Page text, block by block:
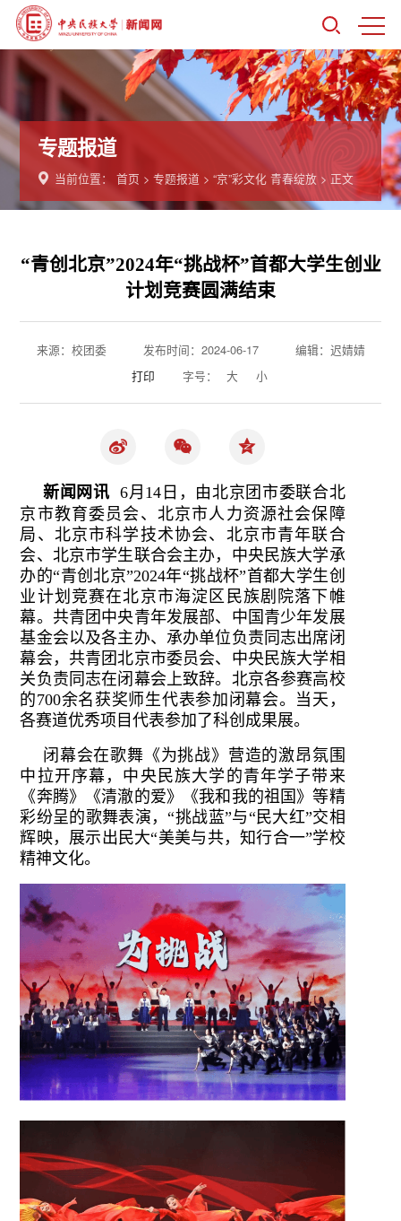
专题报道
当前位置：首页 >专题报道 >“京”彩文化 青春绽放 > 正文
“青创北京”2024年“挑战杯”首都大学生创业
计划竞赛圆满结束
来源：校团委 发布时间：2024-06-17
编辑：迟婧婧
打印
字号： 大 小
新闻网讯 6月14日，由北京团市委联合北
京市教育委员会、北京市人力资源社会保障
局、北京市科学技术协会、北京市青年联合
会、北京市学生联合会主办，中央民族大学承
办的“青创北京”2024年“挑战杯”首都大学生创
业计划竞赛在北京市海淀区民族剧院落下帷
幕。共青团中央青年发展部、中国青少年发展
基金会以及各主办、承办单位负责同志出席闭
幕会，共青团北京市委员会、中央民族大学相
关负责同志在闭幕会上致辞。北京各参赛高校
的700余名获奖师生代表参加闭幕会。当天，
各赛道优秀项目代表参加了科创成果展。
闭幕会在歌舞《为挑战》营造的激昂氛围
中拉开序幕，中央民族大学的青年学子带来
《奔腾》《清澈的爱》《我和我的祖国》等精
彩纷呈的歌舞表演，“挑战蓝”与“民大红”交相
辉映，展示出民大“美美与共，知行合一”学校
精神文化。